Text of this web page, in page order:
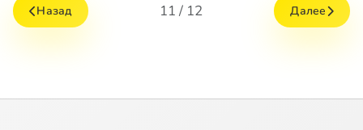
Назад 11 / 12 Далее